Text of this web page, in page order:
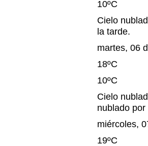
10ºC
Cielo
la tarde.
martes, 06
18ºC
10ºC
Cielo
nublado
miércoles,
19ºC